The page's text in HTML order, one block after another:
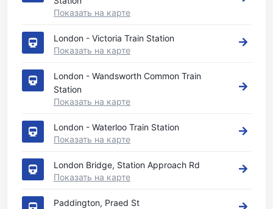
Показать на карте
London - Victoria Train Station
Показать на карте
London - Wandsworth Common Train
Station
Показать на карте
London - Waterloo Train Station
Показать на карте
London Bridge, Station Approach Rd
Показать на карте
Paddington, Praed St